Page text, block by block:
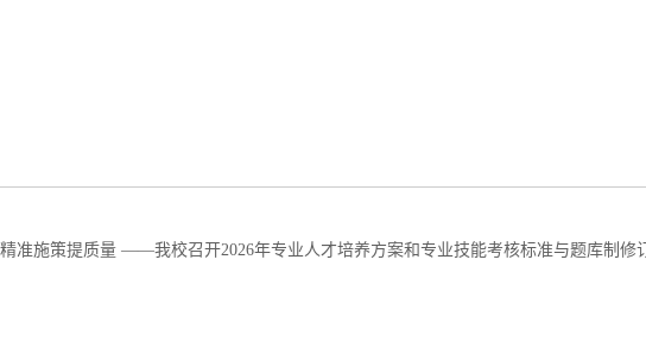
准施策提质量 ——我校召开2026年专业人才培养方案和专业技能考核标准与题库制修订